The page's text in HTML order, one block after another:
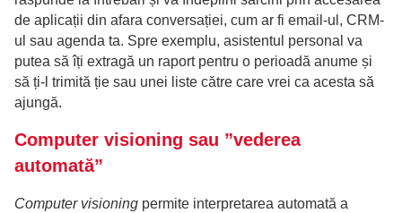
de aplicații din afara conversației, cum ar fi email-ul, CRM-
ul sau agenda ta. Spre exemplu, asistentul personal va
putea să îți extragă un raport pentru o perioadă anume și
să ți-l trimită ție sau unei liste către care vrei ca acesta să
ajungă.
Computer visioning sau ”vederea
automată”
Computer visioning permite interpretarea automată a